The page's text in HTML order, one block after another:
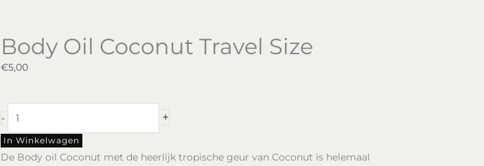
Body Oil Coconut Travel Size
€5,00
-
Oil
Coconut
Travel
+
In Winkelwagen
De Body oil Coconut met de heerlijk tropische geur van Coconut is helemaal